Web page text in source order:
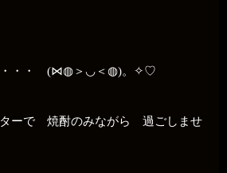
・・・ (⋈◍＞◡＜◍)。✧♡
ーで 焼酎のみながら 過ごしませ